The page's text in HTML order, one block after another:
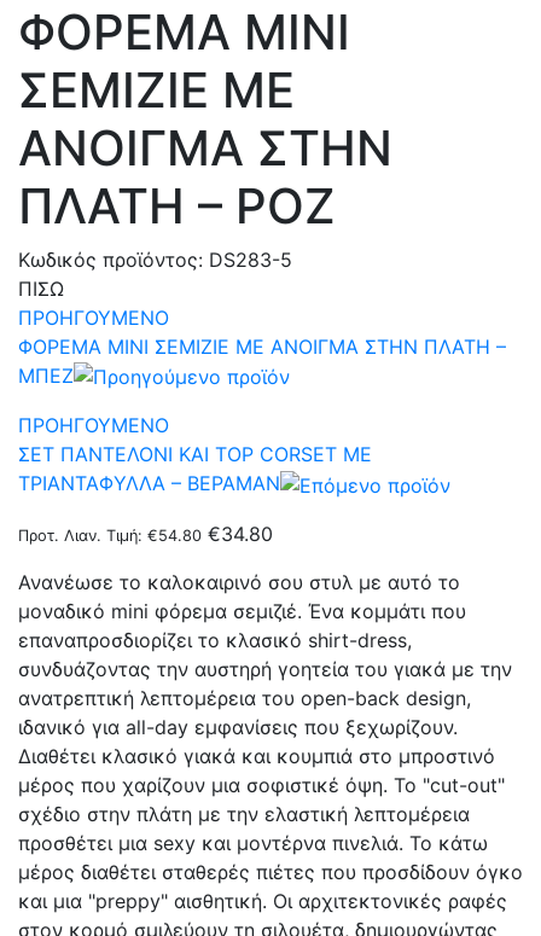
ΦΟΡΕΜΑ MΙNI
ΣΕΜΙΖΙΕ ΜΕ
ΑΝΟΙΓΜΑ ΣΤΗΝ
ΠΛΑΤΗ – ΡΟΖ
Κωδικός προϊόντος: DS283-5
ΠΙΣΩ
ΠΡΟΗΓΟΥΜΕΝΟ
ΦΟΡΕΜΑ MΙNI ΣΕΜΙΖΙΕ ΜΕ ΑΝΟΙΓΜΑ ΣΤΗΝ ΠΛΑΤΗ –
ΜΠΕΖ
ΠΡΟΗΓΟΥΜΕΝΟ
ΣΕΤ ΠΑΝΤΕΛΟΝΙ ΚΑΙ TOP CORSET ΜΕ
ΤΡΙΑΝΤΑΦΥΛΛΑ – ΒΕΡΑΜΑΝ
Προτ. Λιαν. Τιμή: €54.80 €34.80
Ανανέωσε το καλοκαιρινό σου στυλ με αυτό το
μοναδικό mini φόρεμα σεμιζιέ. Ένα κομμάτι που
επαναπροσδιορίζει το κλασικό shirt-dress,
συνδυάζοντας την αυστηρή γοητεία του γιακά με την
ανατρεπτική λεπτομέρεια του open-back design,
ιδανικό για all-day εμφανίσεις που ξεχωρίζουν.
Διαθέτει κλασικό γιακά και κουμπιά στο μπροστινό
μέρος που χαρίζουν μια σοφιστικέ όψη. Το "cut-out"
σχέδιο στην πλάτη με την ελαστική λεπτομέρεια
προσθέτει μια sexy και μοντέρνα πινελιά. Το κάτω
μέρος διαθέτει σταθερές πιέτες που προσδίδουν όγκο
και μια "preppy" αισθητική. Οι αρχιτεκτονικές ραφές
στον κορμό σμιλεύουν τη σιλουέτα, δημιουργώντας